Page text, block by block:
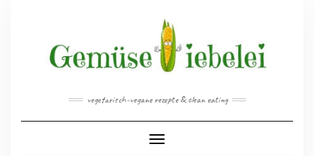
vegetarisch-vegane rezepte & clean eating
Toggle Navigation